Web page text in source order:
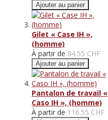
Ajouter au panier
Gilet « Case IH »,
(homme)
À partir de 84.55 CHF
Ajouter au panier
Pantalon de travail «
Caso IH », (homme)
À partir de 116.55 CHF